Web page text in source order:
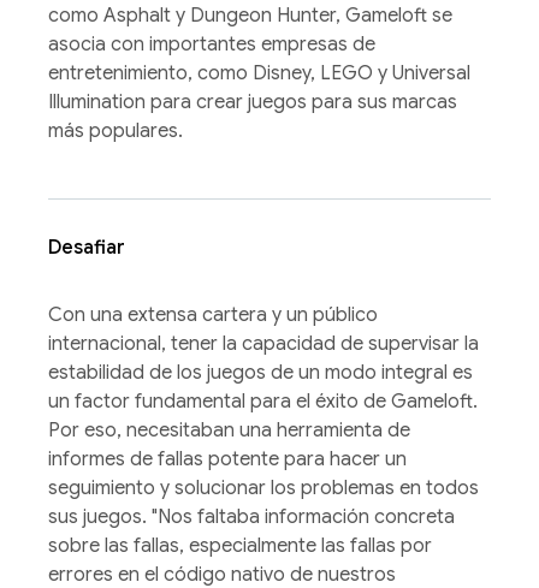
como Asphalt y Dungeon Hunter, Gameloft se
asocia con importantes empresas de
entretenimiento, como Disney, LEGO y Universal
Illumination para crear juegos para sus marcas
más populares.
Desafiar
Con una extensa cartera y un público
internacional, tener la capacidad de supervisar la
estabilidad de los juegos de un modo integral es
un factor fundamental para el éxito de Gameloft.
Por eso, necesitaban una herramienta de
informes de fallas potente para hacer un
seguimiento y solucionar los problemas en todos
sus juegos. "Nos faltaba información concreta
sobre las fallas, especialmente las fallas por
errores en el código nativo de nuestros